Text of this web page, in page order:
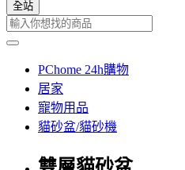
全站
PChome 24h購物
居家
寵物用品
貓砂盆/貓砂機